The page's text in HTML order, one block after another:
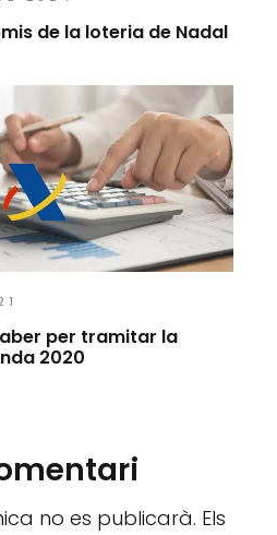
de la loteria de Nadal
per tramitar la
2020
no es publicarà. Els